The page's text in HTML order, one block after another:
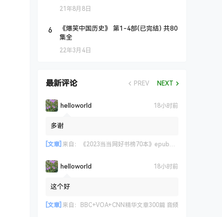
21年8月8日
6
《爆笑中国历史》 第1-4部(已完结) 共80
集全
22年3月4日
最新评论 PREV NEXT
helloworld 18小时前
多谢
[文章] 来自： 《2023当当网好书榜70本》epub+azw3+mobi格式
helloworld 18小时前
这个好
[文章] 来自： BBC+VOA+CNN精华文章300篇 音频